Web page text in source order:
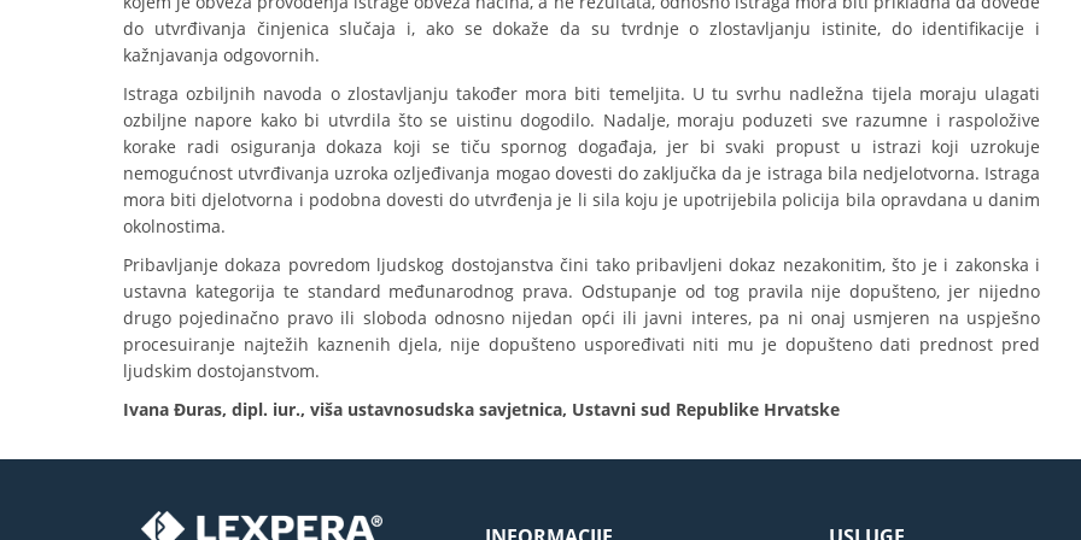
do utvrđivanja činjenica slučaja i, ako se dokaže da su tvrdnje o zlostavljanju istinite, do identifikacije i
kažnjavanja odgovornih.
Istraga ozbiljnih navoda o zlostavljanju također mora biti temeljita. U tu svrhu nadležna tijela moraju ulagati
ozbiljne napore kako bi utvrdila što se uistinu dogodilo. Nadalje, moraju poduzeti sve razumne i raspoložive
korake radi osiguranja dokaza koji se tiču spornog događaja, jer bi svaki propust u istrazi koji uzrokuje
nemogućnost utvrđivanja uzroka ozljeđivanja mogao dovesti do zaključka da je istraga bila nedjelotvorna. Istraga
mora biti djelotvorna i podobna dovesti do utvrđenja je li sila koju je upotrijebila policija bila opravdana u danim
okolnostima.
Pribavljanje dokaza povredom ljudskog dostojanstva čini tako pribavljeni dokaz nezakonitim, što je i zakonska i
ustavna kategorija te standard međunarodnog prava. Odstupanje od tog pravila nije dopušteno, jer nijedno
drugo pojedinačno pravo ili sloboda odnosno nijedan opći ili javni interes, pa ni onaj usmjeren na uspješno
procesuiranje najtežih kaznenih djela, nije dopušteno uspoređivati niti mu je dopušteno dati prednost pred
ljudskim dostojanstvom.
Ivana Đuras, dipl. iur., viša ustavnosudska savjetnica, Ustavni sud Republike Hrvatske